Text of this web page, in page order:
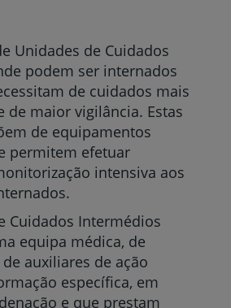
Unidades de Cuidados
podem ser internados
de cuidados mais
de maior vigilância. Estas
de equipamentos
permitem efetuar
intensiva aos
Cuidados Intermédios
equipa médica, de
auxiliares de ação
específica, em
e que prestam